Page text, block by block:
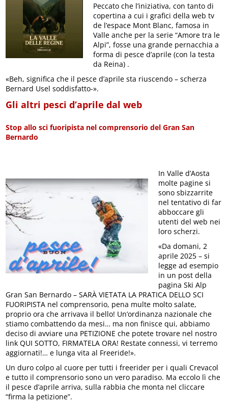
Peccato che l’iniziativa, con tanto di
copertina a cui i grafici della web tv
de l’espace Mont Blanc, famosa in
Valle anche per la serie “Amore tra le
Alpi”, fosse una grande pernacchia a
forma di pesce d’aprile (con la testa
da Reina) .
«Beh, significa che il pesce d’aprile sta riuscendo – scherza
Bernard Usel soddisfatto-».
Gli altri pesci d’aprile dal web
Stop allo sci fuoripista nel comprensorio del Gran San
Bernardo
In Valle d’Aosta
molte pagine si
sono sbizzarrite
nel tentativo di far
abboccare gli
utenti del web nei
loro scherzi.
«Da domani, 2
aprile 2025 – si
legge ad esempio
in un post della
pagina Ski Alp
Gran San Bernardo – SARÀ VIETATA LA PRATICA DELLO SCI
FUORIPISTA nel comprensorio, pena multe molto salate,
proprio ora che arrivava il bello! Un’ordinanza nazionale che
stiamo combattendo da mesi… ma non finisce qui, abbiamo
deciso di avviare una PETIZIONE che potete trovare nel nostro
link QUI SOTTO, FIRMATELA ORA! Restate connessi, vi terremo
aggiornati!… e lunga vita al Freeride!».
Un duro colpo al cuore per tutti i freerider per i quali Crevacol
e tutto il comprensorio sono un vero paradiso. Ma eccolo lì che
il pesce d’aprile arriva, sulla rabbia che monta nel cliccare
“firma la petizione”.